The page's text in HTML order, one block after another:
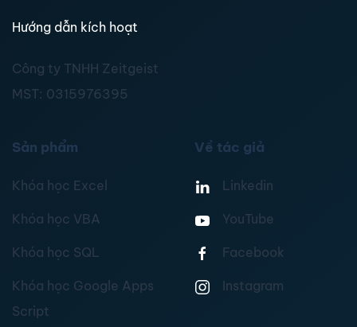
Hướng dẫn kích hoạt
Công ty TNHH Zeitgeist
MST: 0315976395
Sản phẩm
Khóa học Excel
Khóa học VBA
Khóa học SQL
Khóa học Google Apps
Script
Về tác giả
Linkedin
YouTube
Facebook
Instagram